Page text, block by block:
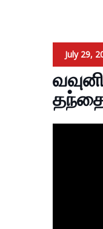
July 29,
தந்தை